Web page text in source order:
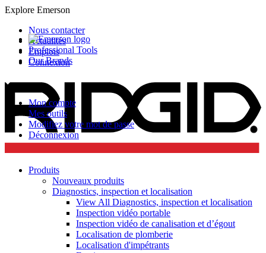
Explore Emerson
Professional Tools
Our Brands
Nous contacter
Actualités
Emplois
Connexion
Mon compte
Mes outils
Modifiez votre mot de passe
Déconnexion
Produits
Nouveaux produits
Diagnostics, inspection et localisation
View All Diagnostics, inspection et localisation
Inspection vidéo portable
Inspection vidéo de canalisation et d’égout
Localisation de plomberie
Localisation d'impétrants